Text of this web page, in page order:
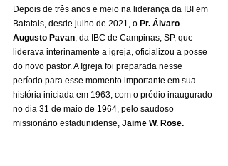
Depois de três anos e meio na liderança da IBI em
Batatais, desde julho de 2021, o Pr. Álvaro
Augusto Pavan , da IBC de Campinas, SP, que
liderava interinamente a igreja, oficializou a posse
do novo pastor. A Igreja foi preparada nesse
período para esse momento importante em sua
história iniciada em 1963, com o prédio inaugurado
no dia 31 de maio de 1964, pelo saudoso
missionário estadunidense, Jaime W. Rose.